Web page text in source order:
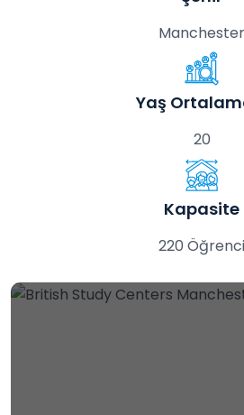
Manchester
Yaş
20
Kapasite
220 Öğrenci